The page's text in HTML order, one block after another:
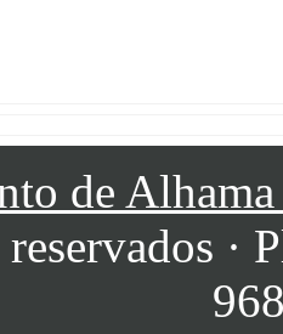
de
·